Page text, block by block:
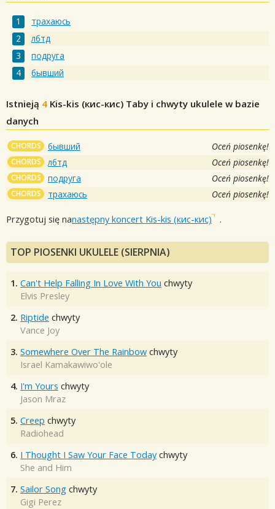
трахаюсь
лбтд
подруга
бывший
Istnieją 4 Kis-kis (кис-кис) Taby i chwyty ukulele w bazie
danych
CHORDS бывший Oceń piosenkę!
CHORDS лбтд Oceń piosenkę!
CHORDS подруга Oceń piosenkę!
CHORDS трахаюсь Oceń piosenkę!
Przygotuj się nanastępny koncert Kis-kis (кис-кис) .
TOP PIOSENKI UKULELE (SIERPNIA)
1. Can't Help Falling In Love With You chwyty
Elvis Presley
2. Riptide chwyty
Vance Joy
3. Somewhere Over The Rainbow chwyty
Israel Kamakawiwo'ole
4. I'm Yours chwyty
Jason Mraz
5. Creep chwyty
Radiohead
6. I Thought I Saw Your Face Today chwyty
She and Him
7. Sailor Song chwyty
Gigi Perez